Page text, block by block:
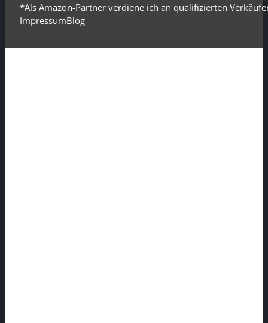
*Als Amazon-Partner verdiene ich an qualifizierten
ImpressumBlog